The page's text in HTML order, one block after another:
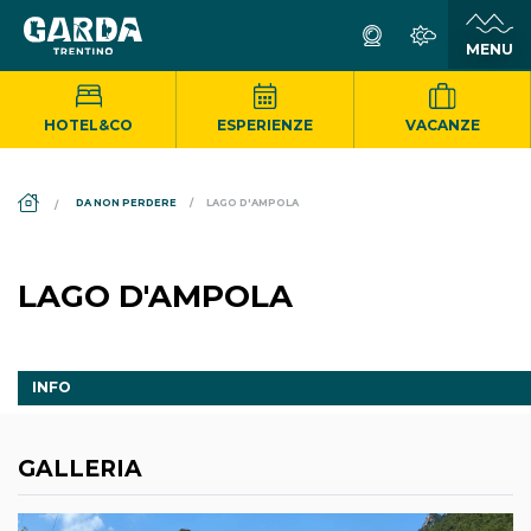
HOTEL&CO ESPERIENZE VACANZE
DA NON PERDERE LAGO D'AMPOLA
LAGO D'AMPOLA
INFO
GALLERIA